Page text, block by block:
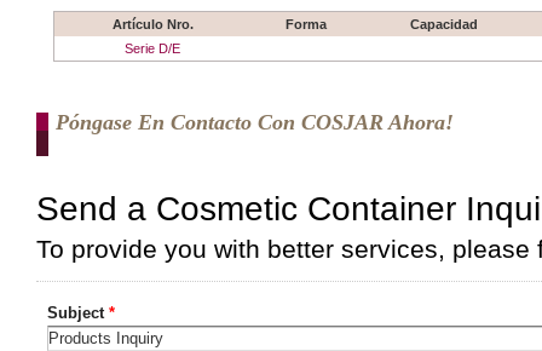
Artículo Nro. Forma
Capacidad
Serie D/E
Póngase En Contacto Con COSJAR Ahora!